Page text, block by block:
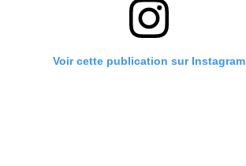
Voir cette publication sur Instagram